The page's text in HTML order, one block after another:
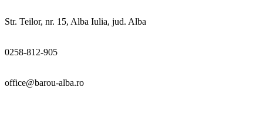
Str. Teilor, nr. 15, Alba Iulia, jud. Alba
0258-812-905
office@barou-alba.ro